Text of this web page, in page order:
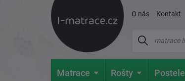
O nás Kontakt
Matrace Rošty Postele